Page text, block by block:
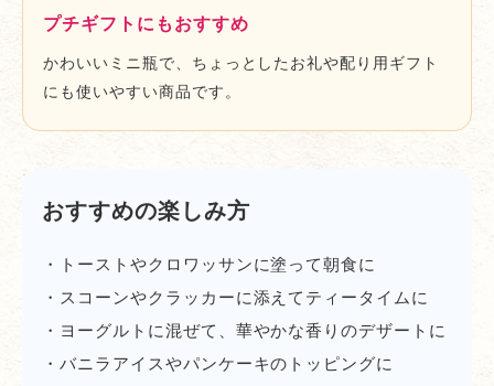
プチギフトにもおすすめ
かわいいミニ瓶で、ちょっとしたお礼や配り用ギフト
にも使いやすい商品です。
おすすめの楽しみ方
・トーストやクロワッサンに塗って朝食に
・スコーンやクラッカーに添えてティータイムに
・ヨーグルトに混ぜて、華やかな香りのデザートに
・バニラアイスやパンケーキのトッピングに